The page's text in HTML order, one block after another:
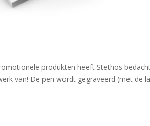
produkten heeft Stethos
van! De pen wordt gegraveerd (met de